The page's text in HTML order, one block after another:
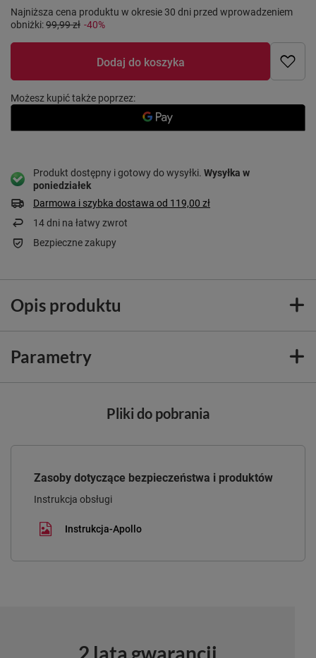
Najniższa cena produktu w okresie 30 dni przed wprowadzeniem
obniżki:99,99 zł -40%
Dodaj do koszyka
Możesz kupić także poprzez:
Produkt dostępny i gotowy do wysyłki Wysyłka w
poniedziałek
Darmowa i szybka dostawa od 119,00 zł
14dni na łatwy zwrot
Bezpieczne zakupy
Opis produktu
Parametry
Pliki do pobrania
Zasoby dotyczące bezpieczeństwa i produktów
Instrukcja obsługi
Instrukcja-Apollo
2 lata gwarancji